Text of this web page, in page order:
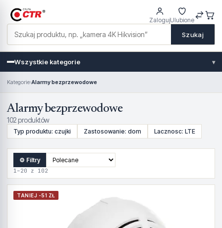
Szukaj
ZalogujUlubione
Wszystkie kategorie ▾
Kategorie›Alarmy bezprzewodowe
Alarmy bezprzewodowe
102 produktów
Typ produktu: czujki Zastosowanie: dom Lacznosc: LTE
⚙ Filtry
1–20 z 102
TANIEJ -51 ZŁ